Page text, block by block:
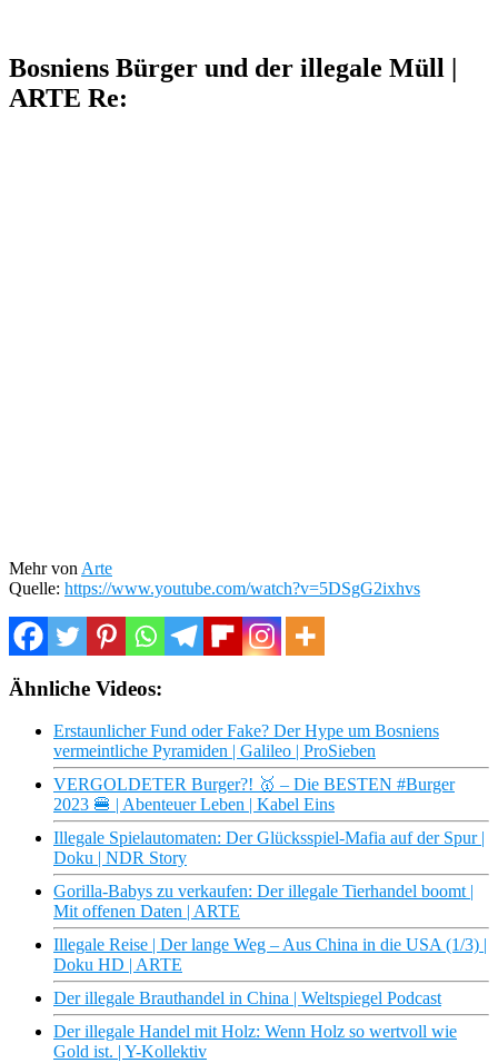
Bosniens Bürger und der illegale Müll |
ARTE Re:
Mehr von Arte
Quelle: https://www.youtube.com/watch?v=5DSgG2ixhvs
Ähnliche Videos:
Erstaunlicher Fund oder Fake? Der Hype um Bosniens
vermeintliche Pyramiden | Galileo | ProSieben
VERGOLDETER Burger?! 🥇 – Die BESTEN #Burger
2023 🍔 | Abenteuer Leben | Kabel Eins
Illegale Spielautomaten: Der Glücksspiel-Mafia auf der Spur |
Doku | NDR Story
Gorilla-Babys zu verkaufen: Der illegale Tierhandel boomt |
Mit offenen Daten | ARTE
Illegale Reise | Der lange Weg – Aus China in die USA (1/3) |
Doku HD | ARTE
Der illegale Brauthandel in China | Weltspiegel Podcast
Der illegale Handel mit Holz: Wenn Holz so wertvoll wie
Gold ist. | Y-Kollektiv